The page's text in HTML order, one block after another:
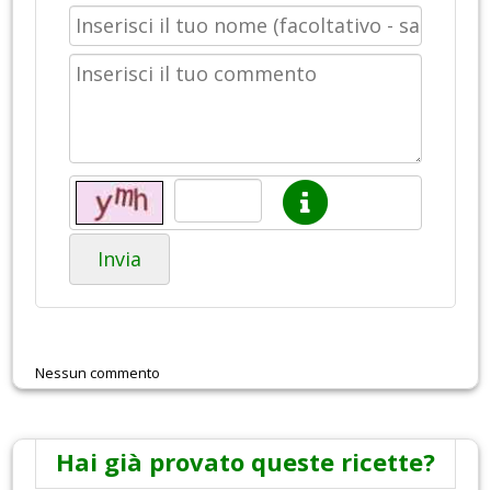
Invia
Nessun commento
Hai già provato queste ricette?